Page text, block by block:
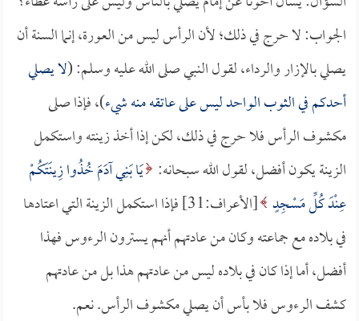
الجواب: لا حرج في ذلك؛ لأن الرأس ليس من العورة، إنما السنة أن
يصلي بالإزار والرداء، لقول النبي صلى الله عليه وسلم: (لا يصلي
أحدكم في الثوب الواحد ليس على عاتقه منه شيء)، فإذا صلى
مكشوف الرأس فلا حرج في ذلك، لكن إذا أخذ زينته واستكمل
الزينة يكون أفضل، لقول الله سبحانه: يَا بَنِي آدَمَ خُذُوا زِينَتَكُمْ
عِنْدَ كُلِّ مَسْجِدٍ
[الأعراف:31] فإذا استكمل الزينة التي اعتادها
في بلاده مع جماعته وكان من عادتهم أنهم يسترون الرءوس فهذا
أفضل، أما إذا كان في بلاده ليس من عادتهم هذا بل من عادتهم
كشف الرءوس فلا بأس أن يصلي مكشوف الرأس. نعم.